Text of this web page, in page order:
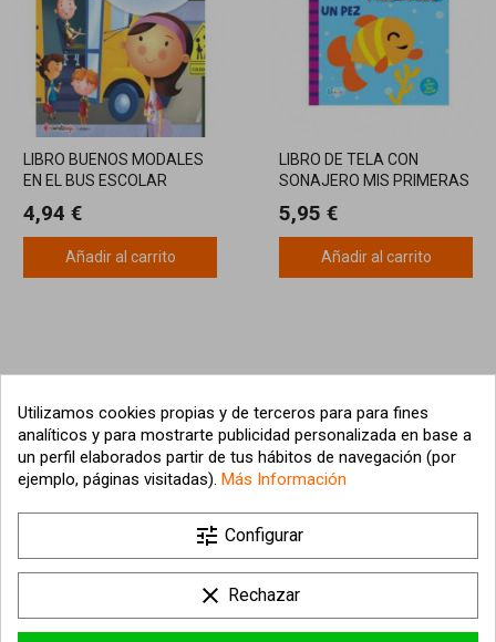
LIBRO BUENOS MODALES
EN EL BUS ESCOLAR
4,94 €
Añadir al carrito
LIBRO DE TELA CON
SONAJERO MIS PRIMERAS
5,95 €
Añadir al carrito
Utilizamos cookies propias y de terceros para para fines
analíticos y para mostrarte publicidad personalizada en base a
un perfil elaborados partir de tus hábitos de navegación (por
ejemplo, páginas visitadas). Más Información
tune Configurar
clear Rechazar